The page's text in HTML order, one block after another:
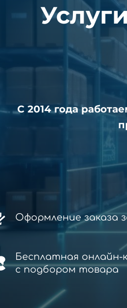
С 2014 года
Оформление заказа
Бесплатная онлайн-
с подбором товара